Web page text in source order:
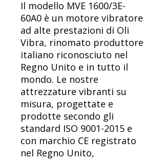
Il modello MVE 1600/3E-
60A0 è un motore vibratore
ad alte prestazioni di Oli
Vibra, rinomato produttore
italiano riconosciuto nel
Regno Unito e in tutto il
mondo. Le nostre
attrezzature vibranti su
misura, progettate e
prodotte secondo gli
standard ISO 9001-2015 e
con marchio CE registrato
nel Regno Unito,